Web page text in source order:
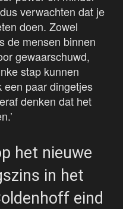
verwachten dat je
doen. Zowel
de mensen binnen
gewaarschuwd,
stap kunnen
een paar dingetjes
denken dat het
het nieuwe
in het
eind